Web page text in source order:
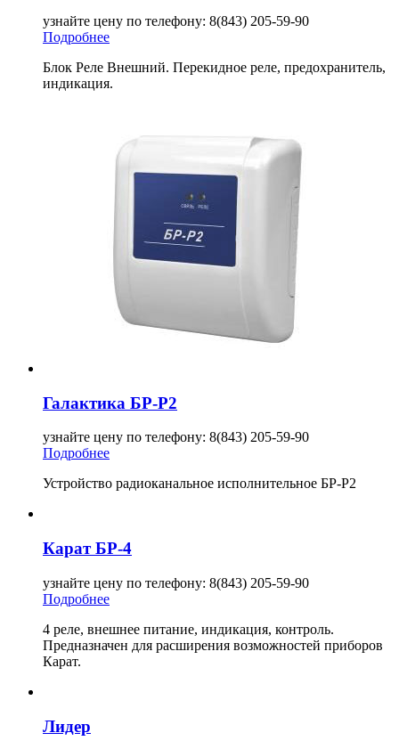
узнайте цену по телефону: 8(843) 205-59-90
Подробнее
Блок Реле Внешний. Перекидное реле, предохранитель,
индикация.
Галактика БР-Р2
узнайте цену по телефону: 8(843) 205-59-90
Подробнее
Устройство радиоканальное исполнительное БР-Р2
Карат БР-4
узнайте цену по телефону: 8(843) 205-59-90
Подробнее
4 реле, внешнее питание, индикация, контроль.
Предназначен для расширения возможностей приборов
Карат.
Лидер